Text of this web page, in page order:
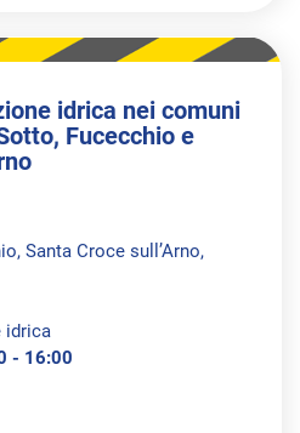
idrica nei comuni
Fucecchio e
Santa Croce sull’Arno,
idrica
- 16:00